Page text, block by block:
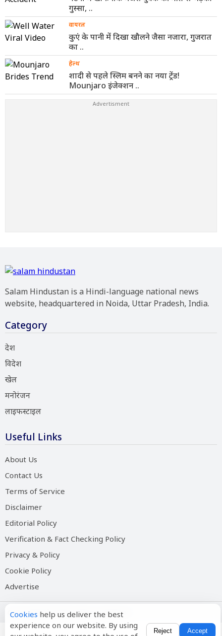
गुस्सा, ..
वायरल
कुएं के पानी में दिखा खौलने जैसा नजारा, गुजरात
का ..
हेल्थ
शादी से पहले स्लिम बनने का नया ट्रेंड!
Mounjaro इंजेक्शन ..
Salam Hindustan is a Hindi-language national news
website, headquartered in Noida, Uttar Pradesh, India.
Category
देश
विदेश
खेल
मनोरंजन
लाइफस्टाइल
Useful Links
About Us
Contact Us
Terms of Service
Disclaimer
Editorial Policy
Verification & Fact Checking Policy
Privacy & Policy
Cookie Policy
Advertise
Copyright © 2026 Salam Hindustan
Cookies help us deliver the best
experience on our website. By using
Reject Accept